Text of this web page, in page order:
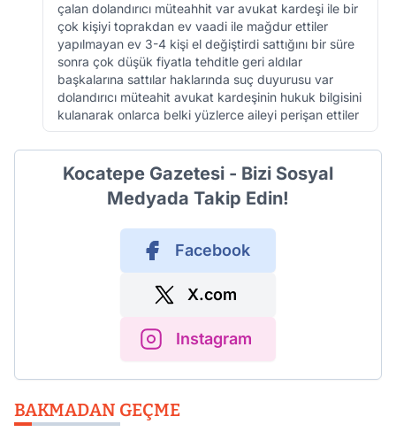
çalan dolandırıcı müteahhit var avukat kardeşi ile bir
çok kişiyi toprakdan ev vaadi ile mağdur ettiler
yapılmayan ev 3-4 kişi el değiştirdi sattığını bir süre
sonra çok düşük fiyatla tehditle geri aldılar
başkalarına sattılar haklarında suç duyurusu var
dolandırıcı müteahit avukat kardeşinin hukuk bilgisini
kulanarak onlarca belki yüzlerce aileyi perişan ettiler
Kocatepe Gazetesi - Bizi Sosyal
Medyada Takip Edin!
Facebook
X.com
Instagram
BAKMADAN GEÇME